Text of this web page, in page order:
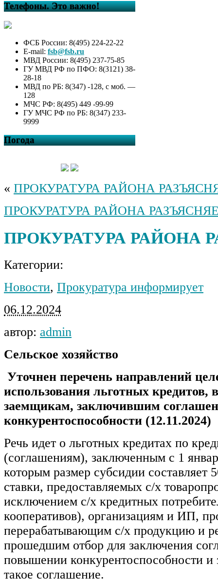
Телефоны. Это важно!
ФСБ России: 8(495) 224-22-22
E-mail: fsb@fsb.ru
МВД России: 8(495) 237-75-85
ГУ МВД РФ по ПФО: 8(3121) 38-
28-18
МВД по РБ: 8(347) -128, с моб. —
128
МЧС РФ: 8(495) 449 -99-99
ГУ МЧС РФ по РБ: 8(347) 233-
9999
Погода
« ПРОКУРАТУРА РАЙОНА
ПРОКУРАТУРА РАЙОНА
ПРОКУРАТУРА РАЙОНА
Категории:
Новости, Прокуратура информирует
06.12.2024
автор: admin
Сельское хозяйство
Уточнен перечень направлений
использования льготных кредитов,
заемщикам, заключившим
конкурентоспособности (12.11.2024)
Речь идет о льготных кредитах по
(соглашениям), заключенным с 1
которым размер субсидии составляет
ставки, предоставляемых с/х
исключением с/х кредитных
кооперативов), организациям и ИП,
перерабатывающим с/х продукцию и
прошедшим отбор для заключения
повышении конкурентоспособности
такое соглашение.